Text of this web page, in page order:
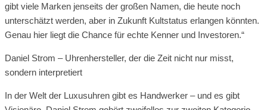
gibt viele Marken jenseits der großen Namen, die heute noch
unterschätzt werden, aber in Zukunft Kultstatus erlangen könnten.
Genau hier liegt die Chance für echte Kenner und Investoren.“
Daniel Strom – Uhrenhersteller, der die Zeit nicht nur misst,
sondern interpretiert
In der Welt der Luxusuhren gibt es Handwerker – und es gibt